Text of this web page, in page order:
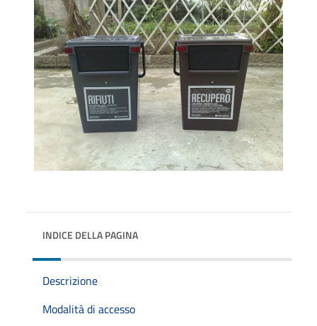
INDICE DELLA PAGINA
Descrizione
Modalità di accesso